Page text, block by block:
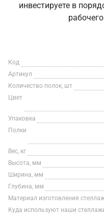
инвестируете в
Код
Артикул
Количество полок, шт
Цвет
Упаковка
Полки
Вес, кг
Высота, мм
Ширина, мм
Глубина, мм
Материал изготовления
Куда используют наши